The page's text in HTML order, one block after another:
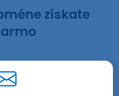
získate